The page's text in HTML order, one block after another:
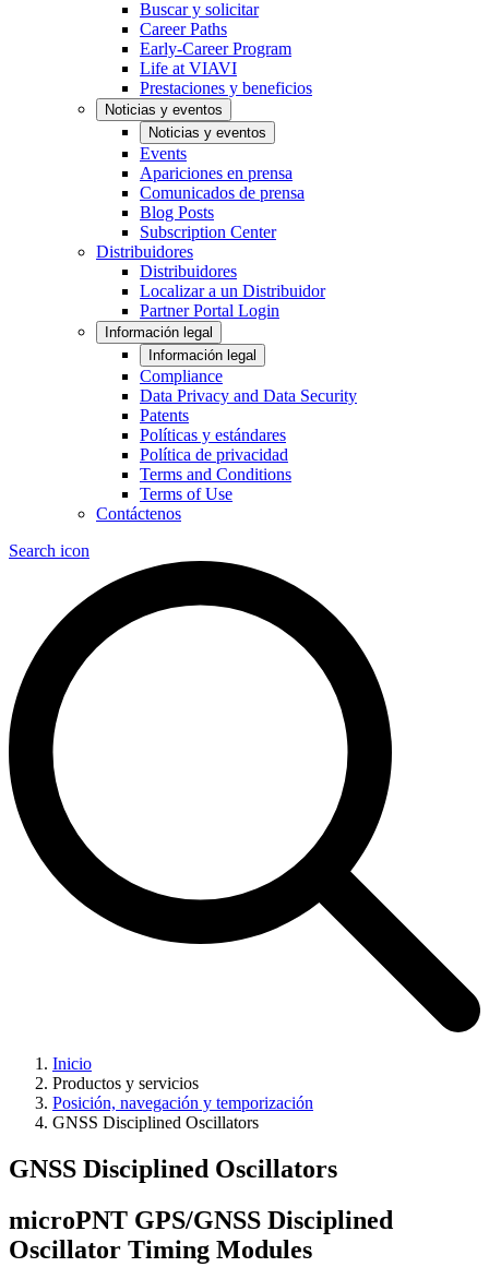
Buscar y solicitar
Career Paths
Early-Career Program
Life at VIAVI
Prestaciones y beneficios
Noticias y eventos
Noticias y eventos
Events
Apariciones en prensa
Comunicados de prensa
Blog Posts
Subscription Center
Distribuidores
Distribuidores
Localizar a un Distribuidor
Partner Portal Login
Información legal
Información legal
Compliance
Data Privacy and Data Security
Patents
Políticas y estándares
Política de privacidad
Terms and Conditions
Terms of Use
Contáctenos
Search icon
Inicio
Productos y servicios
Posición, navegación y temporización
GNSS Disciplined Oscillators
GNSS Disciplined Oscillators
microPNT GPS/GNSS Disciplined
Oscillator Timing Modules